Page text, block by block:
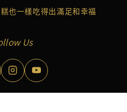
也一樣吃得出滿足和幸福
Us